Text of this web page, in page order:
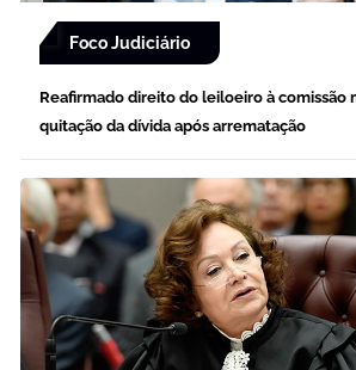
Foco Judiciário
Reafirmado direito do leiloeiro à comissão
quitação da dívida após arrematação